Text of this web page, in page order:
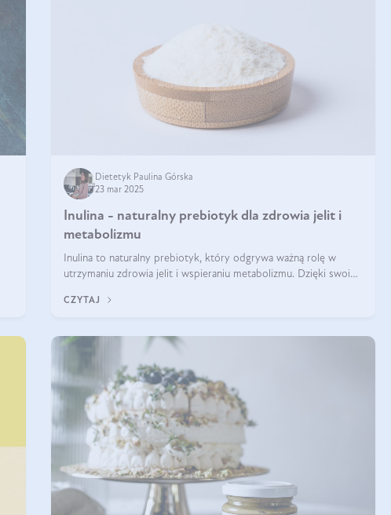
Dietetyk Paulina Górska
23 mar 2025
Inulina - naturalny prebiotyk dla zdrowia jelit i
metabolizmu
Inulina to naturalny prebiotyk, który odgrywa ważną rolę w
utrzymaniu zdrowia jelit i wspieraniu metabolizmu. Dzięki swoim
jelitowych, co ma pozy
CZYTAJ